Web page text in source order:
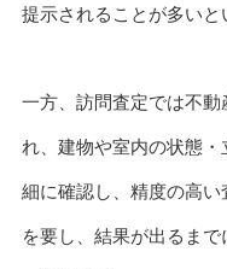
提示されることが多いと
一方、訪問査定では不
れ、建物や室内の状態
細に確認し、精度の高
を要し、結果が出るま